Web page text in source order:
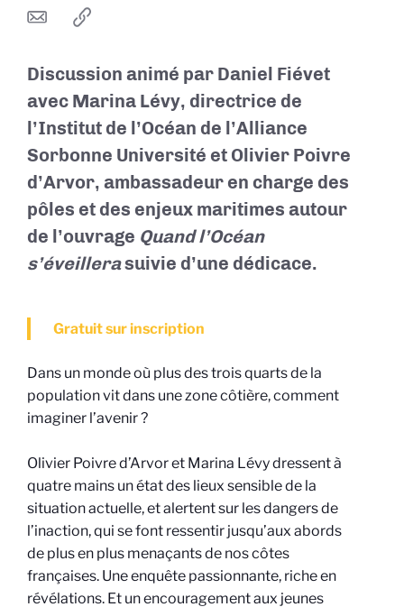
Discussion animé par Daniel Fiévet
avec Marina Lévy, directrice de
l’Institut de l’Océan de l’Alliance
Sorbonne Université et Olivier Poivre
d’Arvor, ambassadeur en charge des
pôles et des enjeux maritimes autour
de l’ouvrage Quand l’Océan
s’éveillerasuivie d’une dédicace.
Gratuit sur inscription
Dans un monde où plus des trois quarts de la
population vit dans une zone côtière, comment
imaginer l’avenir ?
Olivier Poivre d’Arvor et Marina Lévy dressent à
quatre mains un état des lieux sensible de la
situation actuelle, et alertent sur les dangers de
l’inaction, qui se font ressentir jusqu’aux abords
de plus en plus menaçants de nos côtes
françaises. Une enquête passionnante, riche en
révélations. Et un encouragement aux jeunes